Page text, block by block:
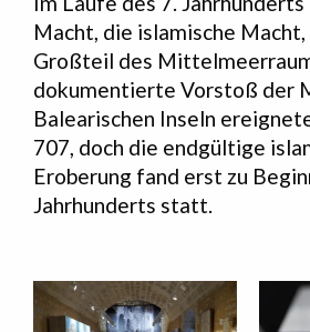
Macht, die islamische Macht,
Großteil des
dokumentierte Vorstoß der
Balearischen Inseln
707, doch die endgültige
Eroberung fand erst zu
Jahrhunderts statt.